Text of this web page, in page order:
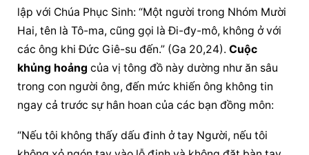
lập với Chúa Phục Sinh: “Một người trong Nhóm Mười
Hai, tên là Tô-ma, cũng gọi là Đi-đy-mô, không ở với
các ông khi Đức Giê-su đến.” (Ga 20,24). Cuộc
khủng hoảng của vị tông đồ này dường như ăn sâu
trong con người ông, đến mức khiến ông không tin
ngay cả trước sự hân hoan của các bạn đồng môn:
“Nếu tôi không thấy dấu đinh ở tay Người, nếu tôi